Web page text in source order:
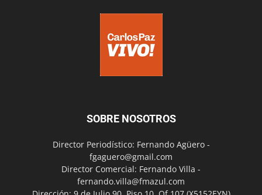
SOBRE NOSOTROS
Director Periodístico: Fernando Agüero -
fgaguero@gmail.com
Director Comercial: Fernando Villa -
fernando.villa@fmazul.com